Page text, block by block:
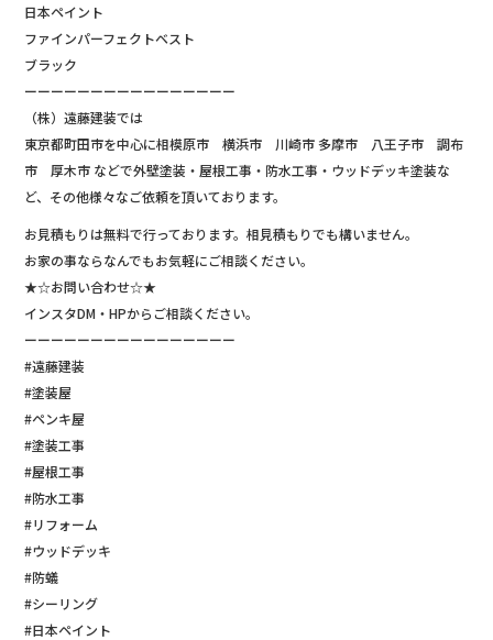
日本ペイント
ファインパーフェクトベスト
ブラック
ーーーーーーーーーーーーーーーー
（株）遠藤建装では
東京都町田市を中心に相模原市 横浜市 川崎市 多摩市 八王子市 調布
市 厚木市 などで外壁塗装・屋根工事・防水工事・ウッドデッキ塗装な
ど、その他様々なご依頼を頂いております。
お見積もりは無料で行っております。相見積もりでも構いません。
お家の事ならなんでもお気軽にご相談ください。
★☆お問い合わせ☆★
インスタDM・HPからご相談ください。
ーーーーーーーーーーーーーーーー
#遠藤建装
#塗装屋
#ペンキ屋
#塗装工事
#屋根工事
#防水工事
#リフォーム
#ウッドデッキ
#防蟻
#シーリング
#日本ペイント